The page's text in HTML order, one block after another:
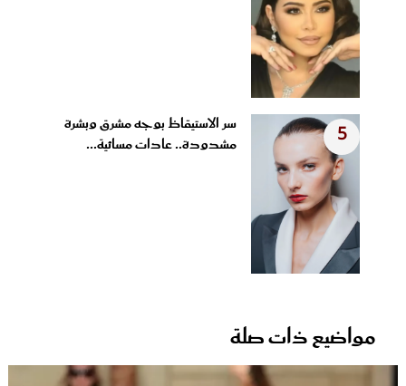
5
سر الاستيقاظ بوجه مشرق وبشرة
مشدودة.. عادات مسائية...
مواضيع ذات صلة